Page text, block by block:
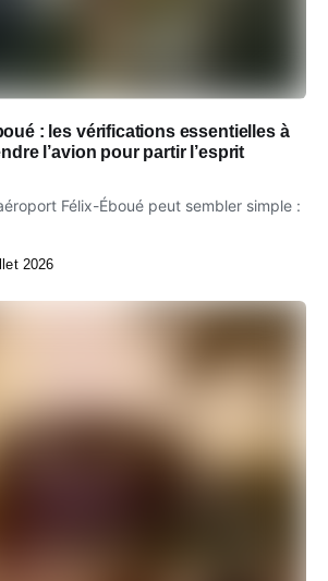
: les vérifications essentielles à
l’avion pour partir l’esprit
Félix-Éboué peut sembler simple :
2026